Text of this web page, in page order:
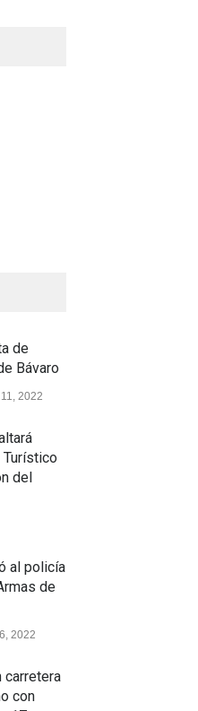
de
Bávaro
2022
Turístico
del
al policía
de
2022
carretera
con